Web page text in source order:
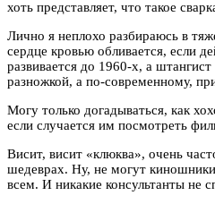
хоть представляет, что такое
Лично я неплохо разбираюсь в
сердце кровью обливается, если
развивается до 1960-х, а
разножкой, а по-современному,
Могу только догадываться, как
если случается им посмотреть
Висит, висит «клюква», очень
шедеврах. Ну, не могут киношники
всем. И никакие консультанты не